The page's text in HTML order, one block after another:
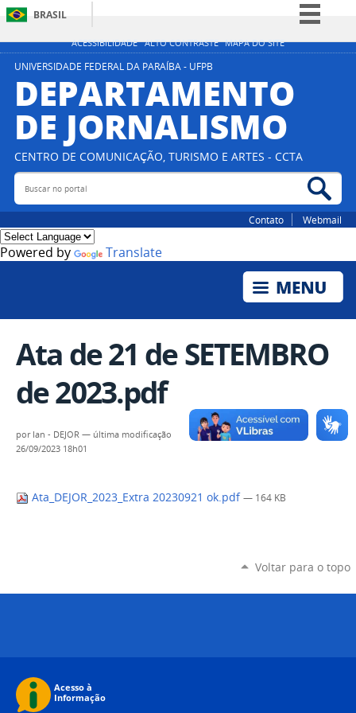
ACESSIBILIDADE ALTO CONTRASTE MAPA DO SITE
BRASIL
Simplifique!
Participe
Acesso à informação
Legislação
UNIVERSIDADE FEDERAL DA PARAÍBA - UFPB
DEPARTAMENTO
DE JORNALISMO
CENTRO DE COMUNICAÇÃO, TURISMO E ARTES - CCTA
Buscar no portal
Contato Webmail
Powered by Translate
Ata de 21 de SETEMBRO
de 2023.pdf
por Ian - DEJOR — última modificação
26/09/2023 18h01
Ata_DEJOR_2023_Extra 20230921 ok.pdf — 164 KB
Voltar para o topo